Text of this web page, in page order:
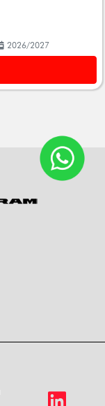
2026/2027